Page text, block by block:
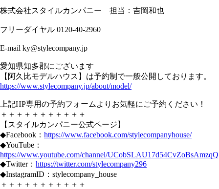
株式会社スタイルカンパニー 担当：吉岡和也
フリーダイヤル 0120-40-2960
E-mail ky@stylecompany.jp
愛知県知多郡にございます
【阿久比モデルハウス】は予約制で一般公開しております。
https://www.stylecompany.jp/about/model/
上記HP専用の予約フォームよりお気軽にご予約ください！
＋＋＋＋＋＋＋＋＋＋＋
【スタイルカンパニー公式ページ】
◆Facebook： https://www.facebook.com/stylecompanyhouse/
◆YouTube：
https://www.youtube.com/channel/UCobSLAU17d54CvZoBsAmzqQ
◆Twitter： https://twitter.com/stylecompany296
◆InstagramID：stylecompany_house
＋＋＋＋＋＋＋＋＋＋＋